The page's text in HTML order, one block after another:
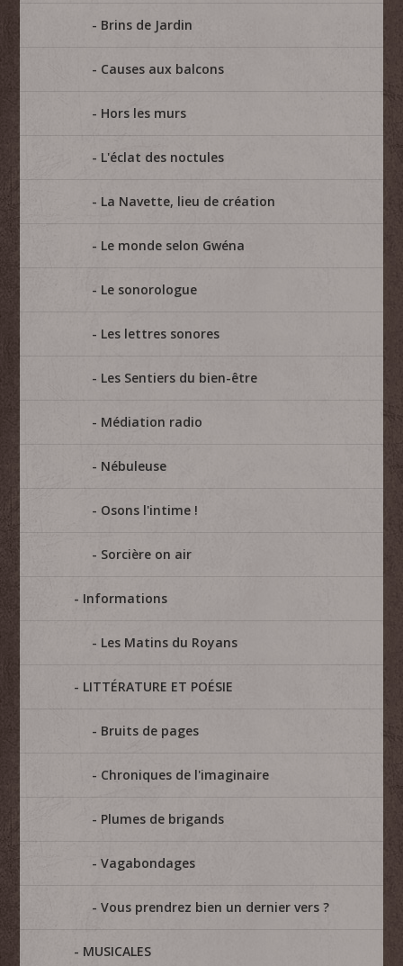
Brins de Jardin
Causes aux balcons
Hors les murs
L'éclat des noctules
La Navette, lieu de création
Le monde selon Gwéna
Le sonorologue
Les lettres sonores
Les Sentiers du bien-être
Médiation radio
Nébuleuse
Osons l'intime !
Sorcière on air
Informations
Les Matins du Royans
LITTÉRATURE ET POÉSIE
Bruits de pages
Chroniques de l'imaginaire
Plumes de brigands
Vagabondages
Vous prendrez bien un dernier vers ?
MUSICALES